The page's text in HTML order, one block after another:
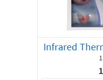
Infrared